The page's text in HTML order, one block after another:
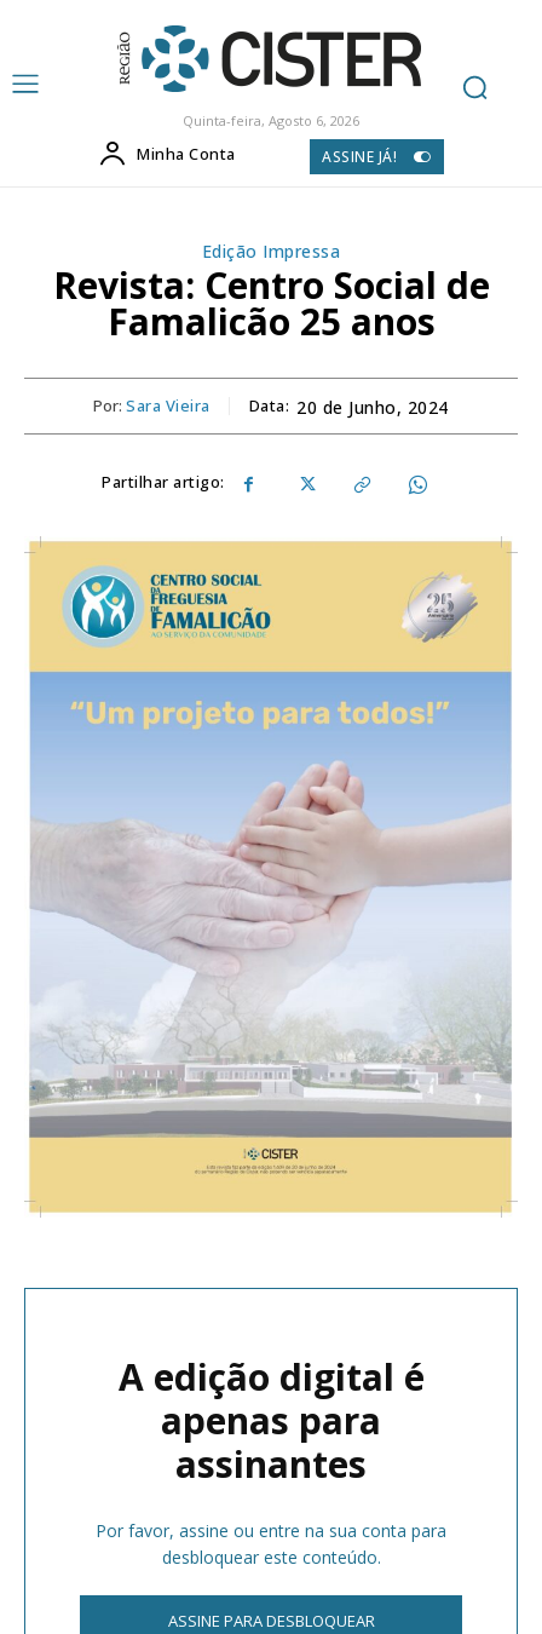
Quinta-feira, Agosto 6, 2026
Minha Conta ASSINE JÁ!
Edição Impressa
Revista: Centro Social de
Famalicão 25 anos
Por: Sara Vieira Data: 20 de Junho, 2024
Partilhar artigo:
A edição digital é
apenas para
assinantes
Por favor, assine ou entre na sua conta para
desbloquear este conteúdo.
ASSINE PARA DESBLOQUEAR